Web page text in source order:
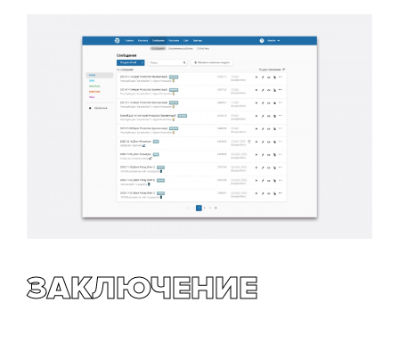
ЗАКЛЮЧЕНИЕ